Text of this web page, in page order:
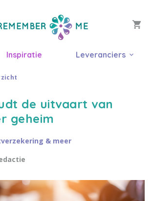
Inspiratie Leveranciers
de uitvaart van
geheim
& meer